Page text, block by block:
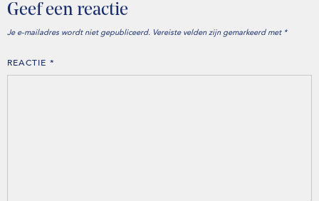
Geef een reactie
Je e-mailadres wordt niet gepubliceerd. Vereiste velden zijn gemarkeerd met *
REACTIE *